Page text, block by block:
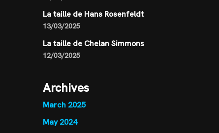
La taille de Hans Rosenfeldt
13/03/2025
La taille de Chelan Simmons
12/03/2025
Archives
March 2025
May 2024